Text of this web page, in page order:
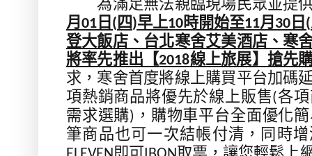
為滿足無法親臨現場民眾並提供
月 01 日 ( 四)早上10時開始至11月 30 日 (
登大飯店、台北寒舍艾美酒店、寒
將率先推出【2018線上旅展】搶先
求，寒舍首度將線上購買平台加碼
項熱銷商品將優先於線上販售(各
需求選購) ，購物車平台全面優化
筆商品也可一次結帳付清，同時